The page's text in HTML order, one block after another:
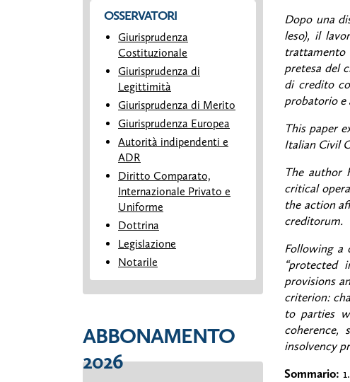
OSSERVATORI
Giurisprudenza
Costituzionale
Giurisprudenza di
Legittimità
Giurisprudenza di Merito
Giurisprudenza Europea
Autorità indipendenti e
ADR
Diritto Comparato,
Internazionale Privato e
Uniforme
Dottrina
Legislazione
Notarile
ABBONAMENTO
2026
Dopo una
leso), il
pretesa del
di credito
probatorio e
This paper
Italian Civil
The author
critical
the action
creditorum.
Following a
“protected
provisions
criterion:
to parties
coherence,
insolvency
Sommario: